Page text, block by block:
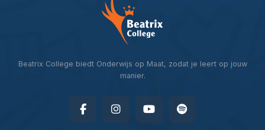
Beatrix College biedt Onderwijs op Maat, zodat je leert op jouw
manier.